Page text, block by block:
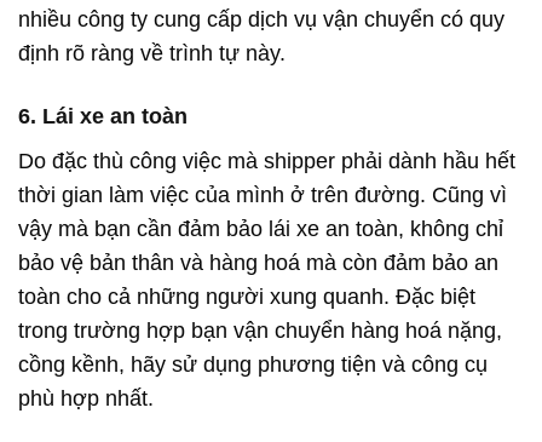
nhiều công ty cung cấp dịch vụ vận chuyển có quy
định rõ ràng về trình tự này.
6. Lái xe an toàn
Do đặc thù công việc mà shipper phải dành hầu hết
thời gian làm việc của mình ở trên đường. Cũng vì
vậy mà bạn cần đảm bảo lái xe an toàn, không chỉ
bảo vệ bản thân và hàng hoá mà còn đảm bảo an
toàn cho cả những người xung quanh. Đặc biệt
trong trường hợp bạn vận chuyển hàng hoá nặng,
cồng kềnh, hãy sử dụng phương tiện và công cụ
phù hợp nhất.